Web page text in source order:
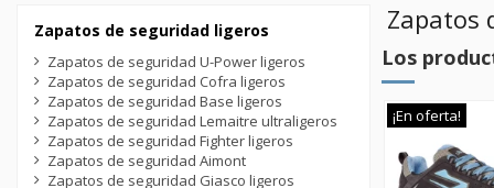
Zapatos
Los
¡En oferta! ¡En oferta! ¡En oferta!
Zapatos de seguridad ligeros
Zapatos de seguridad U-Power ligeros
Zapatos de seguridad Cofra ligeros
Zapatos de seguridad Base ligeros
Zapatos de seguridad Lemaitre ultraligeros
Zapatos de seguridad Fighter ligeros
Zapatos de seguridad Aimont
Zapatos de seguridad Giasco ligeros